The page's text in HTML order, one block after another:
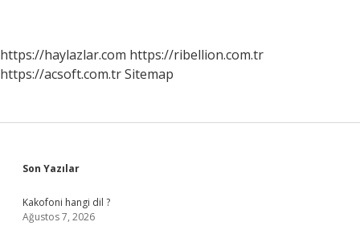
https://haylazlar.com https://ribellion.com.tr
https://acsoft.com.trSitemap
Sidebar
Son Yazılar
Kakofoni hangi dil ?
Ağustos 7, 2026